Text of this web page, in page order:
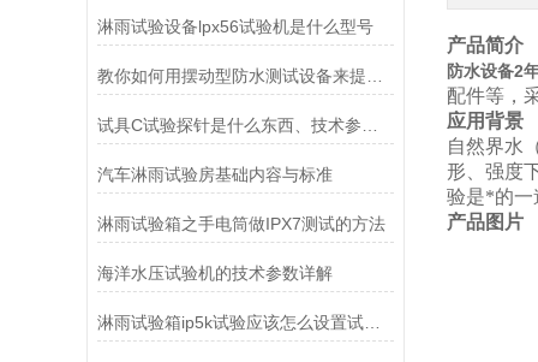
淋雨试验设备lpx56试验机是什么型号
汽车淋雨试验房基础内容与标准
淋雨试验箱之手电筒做IPX7测试的方法
海洋水压试验机的技术参数详解
淋雨试验箱ip5k试验应该怎么设置试验箱
产品简介
防水设备2
配件等，
应用背景
自然界水
形、强度
验是*的一
产品图片